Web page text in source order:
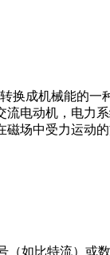
换成机械能的
流电动机，电力
磁场中受力运动
（如比特流）